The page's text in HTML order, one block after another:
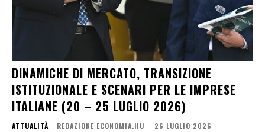
DINAMICHE DI MERCATO, TRANSIZIONE
ISTITUZIONALE E SCENARI PER LE IMPRESE
ITALIANE (20 – 25 LUGLIO 2026)
ATTUALITÀ REDAZIONE ECONOMIA.HU - 26 LUGLIO 2026